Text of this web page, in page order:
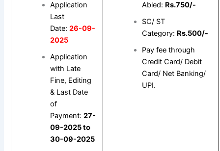
Application
Last
Date: 26-09-
2025
Application
with Late
Fine, Editing
& Last Date
of
Payment: 27-
09-2025 to
30-09-2025
Abled: Rs.750/-
SC/ ST
Category: Rs.500/-
Pay fee through
Credit Card/ Debit
Card/ Net Banking/
UPI.